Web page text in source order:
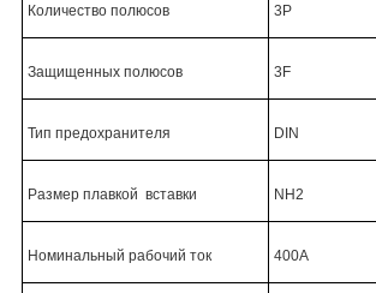
Количество полюсов 3P
Защищенных полюсов 3F
Тип предохранителя DIN
Размер плавкой вставки NH2
Номинальный рабочий ток 400А